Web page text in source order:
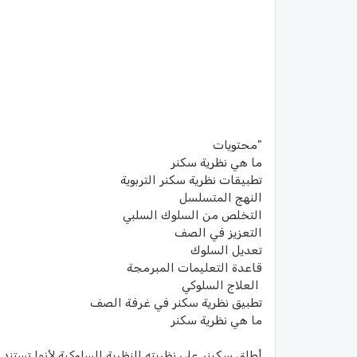
"محتويات
ما هي نظرية سكنر
تطبيقات نظرية سكنر التربوية
النهج المتسلسل
التخلص من السلوك السلبي
التعزيز في الصف
تعديل السلوك
قاعدة التعليمات المبرمجة
العلاج السلوكي
تطبيق نظرية سكنر في غرفة الصف
ما هي نظرية سكنر